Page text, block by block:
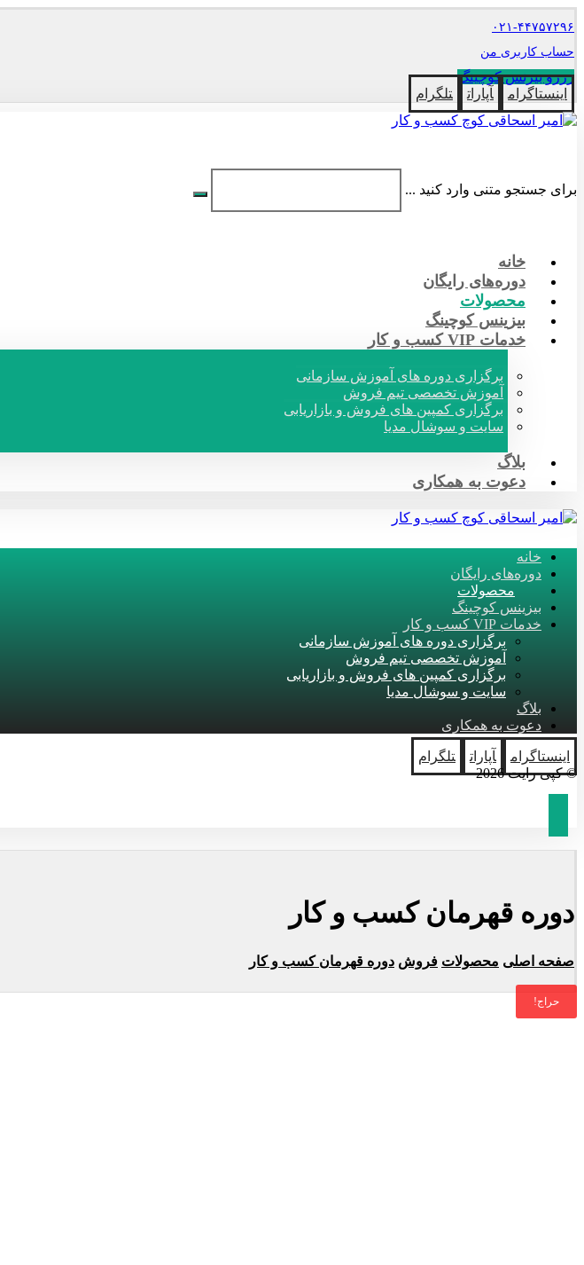
۰۲۱-۴۴۷۵۷۲۹۶
حساب کاربری من
رزرو بیزنس کوچینگ
اینستاگرام
آپارات تلگرام
برای جستجو متنی وارد کنید ...
خانه
دوره‌های رایگان
محصولات
بیزینس کوچینگ
خدمات VIP کسب و کار
برگزاری دوره های آموزش سازمانی
آموزش تخصصی تیم فروش
برگزاری کمپین های فروش و بازاریابی
سایت و سوشال مدیا
بلاگ
دعوت به همکاری
خانه
دوره‌های رایگان
محصولات
بیزینس کوچینگ
خدمات VIP کسب و کار
برگزاری دوره های آموزش سازمانی
آموزش تخصصی تیم فروش
برگزاری کمپین های فروش و بازاریابی
سایت و سوشال مدیا
بلاگ
دعوت به همکاری
اینستاگرام آپارات
تلگرام
© کپی رایت 2026
دوره قهرمان کسب و کار
صفحه اصلی محصولات فروش دوره قهرمان کسب و کار
حراج!